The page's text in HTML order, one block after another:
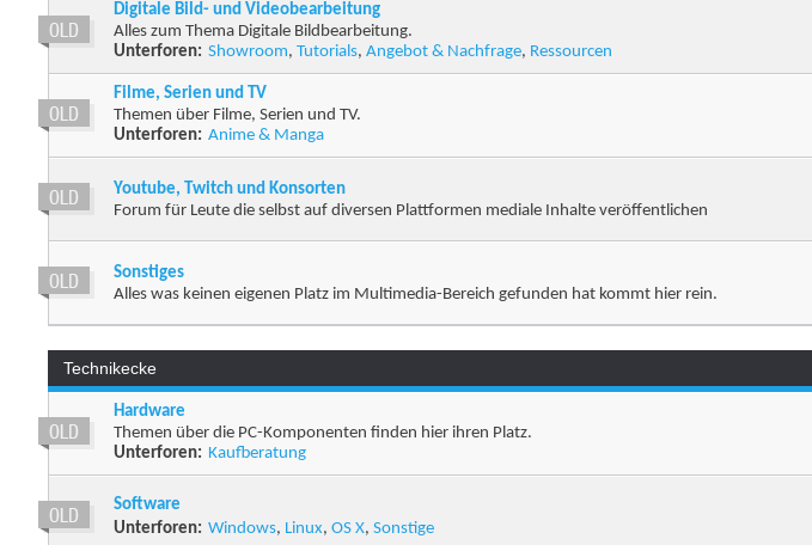
Digitale Bild- und Videobearbeitung
Alles zum Thema Digitale Bildbearbeitung.
Unterforen: Showroom, Tutorials, Angebot & Nachfrage, Ressourcen
Filme, Serien und TV
Themen über Filme, Serien und TV.
Unterforen: Anime & Manga
Youtube, Twitch und Konsorten
Forum für Leute die selbst auf diversen Plattformen mediale Inhalte veröffentlichen
Sonstiges
Alles was keinen eigenen Platz im Multimedia-Bereich gefunden hat kommt hier rein.
Technikecke
Hardware
Themen über die PC-Komponenten finden hier ihren Platz.
Unterforen: Kaufberatung
Software
Unterforen: Windows, Linux, OS X, Sonstige